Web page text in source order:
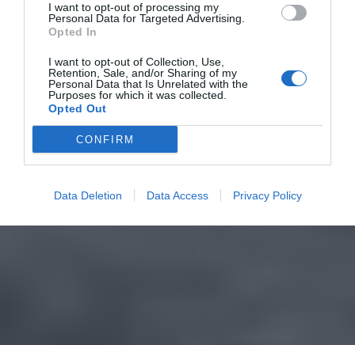
I want to opt-out of processing my
Personal Data for Targeted Advertising.
Opted In
I want to opt-out of Collection, Use,
Retention, Sale, and/or Sharing of my
Personal Data that Is Unrelated with the
Purposes for which it was collected.
Opted Out
CONFIRM
Data Deletion Data Access Privacy Policy